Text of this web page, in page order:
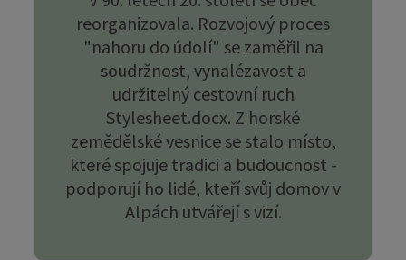
reorganizovala. Rozvojový proces
"nahoru do údolí" se zaměřil na
soudržnost, vynalézavost a
udržitelný cestovní ruch
Stylesheet.docx. Z horské
zemědělské vesnice se stalo místo,
které spojuje tradici a budoucnost -
podporují ho lidé, kteří svůj domov v
Alpách utvářejí s vizí.